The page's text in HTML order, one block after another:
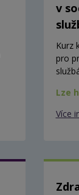
v
Kurz
pro
Lze
Více